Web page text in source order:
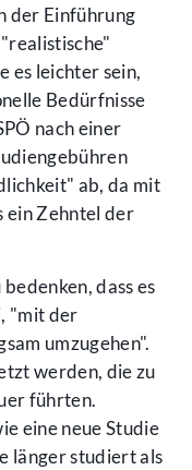
der Einführung
es leichter sein,
Bedürfnisse
nach einer
ab, da mit
ein Zehntel der
dass es
"mit der
umzugehen".
werden, die zu
führten.
eine neue Studie
länger studiert als